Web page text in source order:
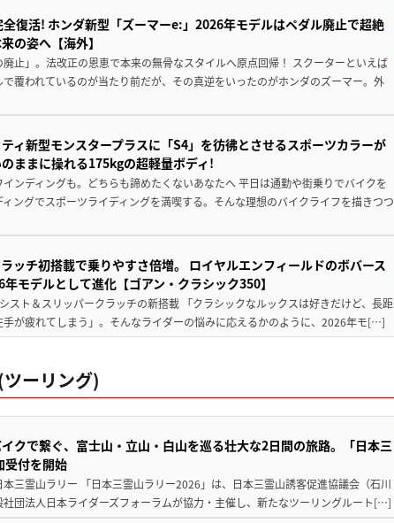
復活! ホンダ新型「ズーマーe:」2026年モデルはペダル廃止で超絶
の姿へ【海外】
止」。法改正の恩恵で本来の無骨なスタイルへ原点回帰！ スクーターといえば
覆われているのが当たり前だが、その真逆をいったのがホンダのズーマー。外
ィ新型モンスタープラスに「S4」を彷彿とさせるスポーツカラーが
ままに操れる175kgの超軽量ボディ!
ンディングも。どちらも諦めたくないあなたへ 平日は通勤や街乗りでバイクを
ングでスポーツライディングを満喫する。そんな理想のバイクライフを描きつつ
ッチ初搭載で乗りやすさ倍増。 ロイヤルエンフィールドのボバース
モデルとして進化【ゴアン・クラシック350】
スト＆スリッパークラッチの新搭載 「クラシックなルックスは好きだけど、長距
が疲れてしまう」。そんなライダーの悩みに応えるかのように、2026年モ[…]
ーリング)
クで繋ぐ、富士山・立山・白山を巡る壮大な2日間の旅路。「日本三
受付を開始
三霊山ラリー 「日本三霊山ラリー2026」は、日本三霊山誘客促進協議会（石川
団法人日本ライダーズフォーラムが協力・主催し、新たなツーリングルート[…]